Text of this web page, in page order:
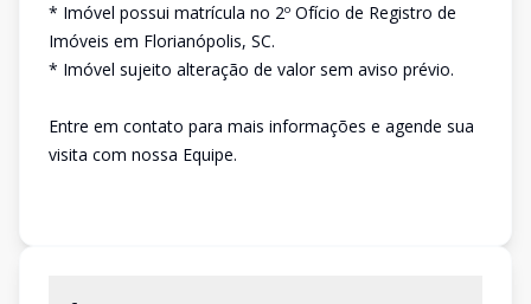
* Imóvel possui matrícula no 2º Ofício de Registro de
Imóveis em Florianópolis, SC.
* Imóvel sujeito alteração de valor sem aviso prévio.
Entre em contato para mais informações e agende sua
visita com nossa Equipe.